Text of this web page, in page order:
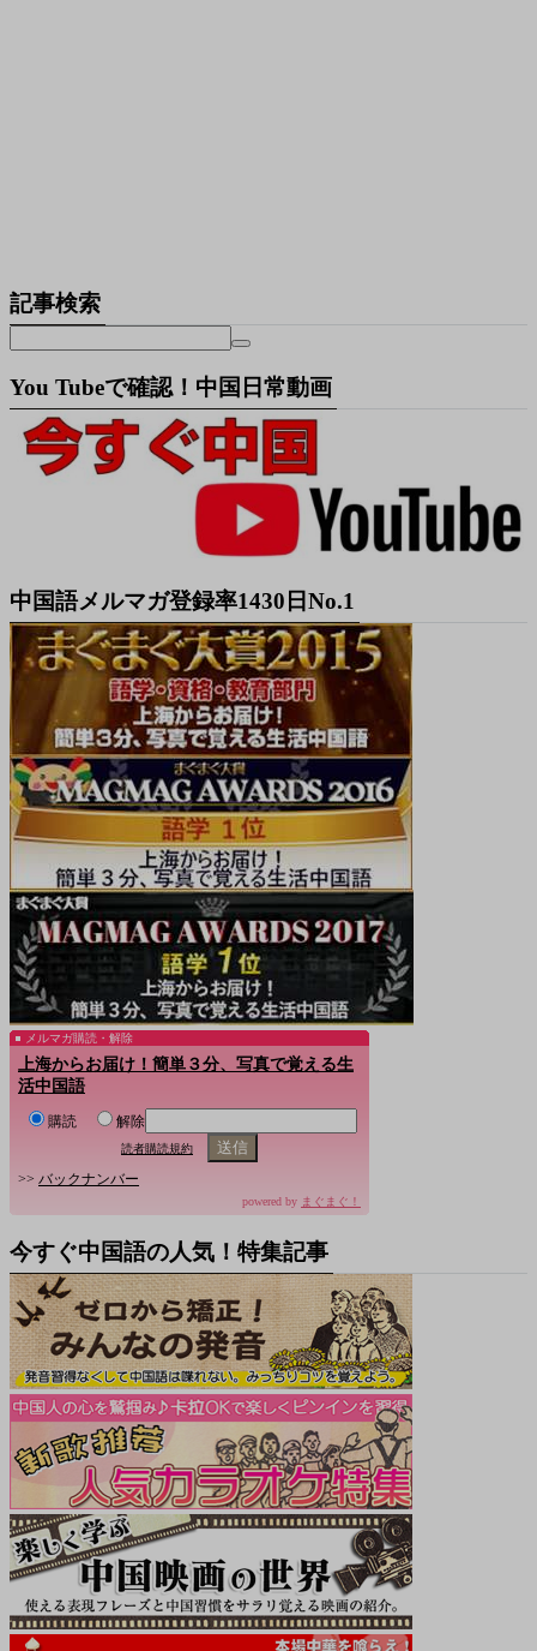
記事検索
You Tubeで確認！中国日常動画
中国語メルマガ登録率1430日No.1
メルマガ購読・解除
上海からお届け！簡単３分、写真で覚える生
活中国語
購読 解除
読者購読規約
>> バックナンバー
powered by まぐまぐ！
今すぐ中国語の人気！特集記事